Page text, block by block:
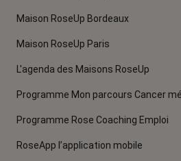
Maison RoseUp Bordeaux
Maison RoseUp Paris
L'agenda des Maisons RoseUp
Programme Mon parcours Cancer
Programme Rose Coaching Emploi
RoseApp l’application mobile